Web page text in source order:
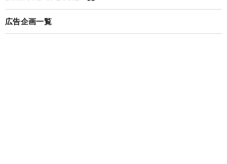
広告企画一覧